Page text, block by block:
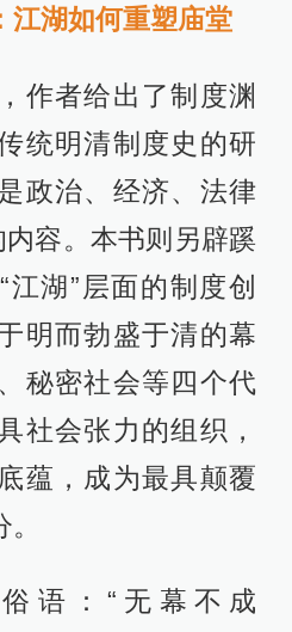
江湖如何重塑庙堂
作者给出了制度渊
统明清制度史的研
政治、经济、法律
内容。本书则另辟蹊
湖”层面的制度创
明而勃盛于清的幕
秘密社会等四个代
社会张力的组织，
蕴，成为最具颠覆
语：“无幕不成